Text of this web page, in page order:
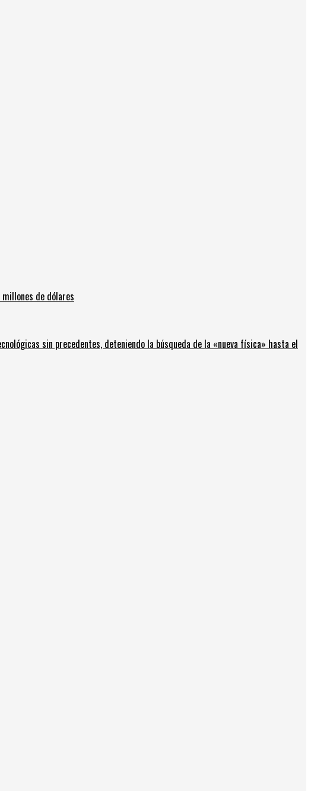
de dólares
sin precedentes, deteniendo la búsqueda de la «nueva física» hasta el